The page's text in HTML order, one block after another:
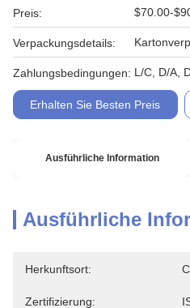
Preis: $70.00-
Verpackungsdetails:
Zahlungsbedingungen: L/C, D/A,
Erhalten Sie Besten Preis
Ausführliche Information
Ausführliche
Herkunftsort:
Zertifizierung: